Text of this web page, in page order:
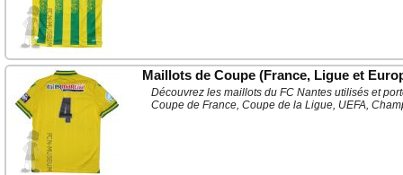
Maillots de Coupe (France, Ligue et
Découvrez les maillots du FC Nantes utilisés et
Coupe de France, Coupe de la Ligue, UEFA,